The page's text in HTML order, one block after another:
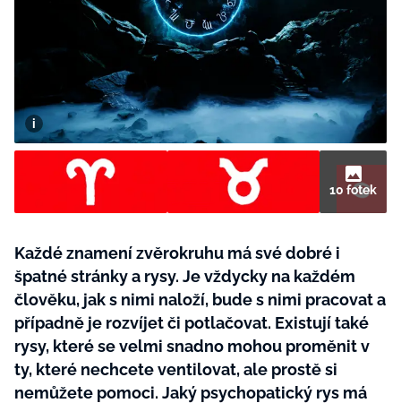
Rady a tipy
BurdaMedia
Extra
SVĚT ŽENY - 599 KČ
ROČNÍ PŘEDPLATNÉ SVĚT ŽENY +
SADA PRODUKTŮ MANA (10 ks)
10 fotek
Každé znamení zvěrokruhu má své dobré i
špatné stránky a rysy. Je vždycky na každém
člověku, jak s nimi naloží, bude s nimi pracovat a
případně je rozvíjet či potlačovat. Existují také
rysy, které se velmi snadno mohou proměnit v
ty, které nechcete ventilovat, ale prostě si
nemůžete pomoci. Jaký psychopatický rys má